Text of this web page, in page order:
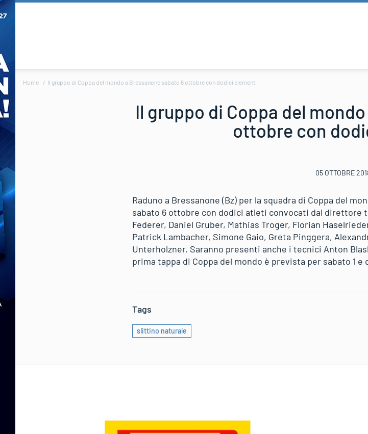
Home Il gruppo di Coppa del mondo a Bressanone sabato 6 ottobre con dodici elementi
Il gruppo di Coppa del
ottobre con
05 OTTOBRE
Raduno a Bressanone (Bz) per la squadra di Coppa del
sabato 6 ottobre con dodici atleti convocati dal direttore
Federer, Daniel Gruber, Mathias Troger, Florian
Patrick Lambacher, Simone Gaio, Greta Pinggera,
Unterholzner. Saranno presenti anche i tecnici Anton
prima tappa di Coppa del mondo è prevista per sabato 1
Tags
slittino naturale